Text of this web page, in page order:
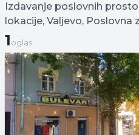
Izdavanje poslovnih
lokacije, Valjevo, Poslovna
1 oglas
1 oglas